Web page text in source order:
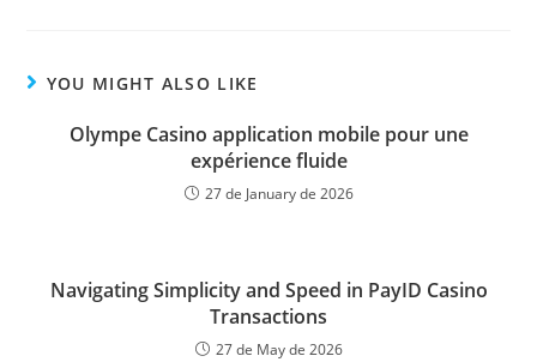
YOU MIGHT ALSO LIKE
Olympe Casino application mobile pour une
expérience fluide
27 de January de 2026
Navigating Simplicity and Speed in PayID Casino
Transactions
27 de May de 2026